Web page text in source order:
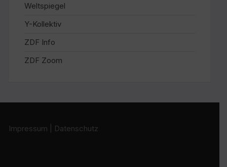
Weltspiegel
Y-Kollektiv
ZDF Info
ZDF Zoom
Impressum Datenschutz